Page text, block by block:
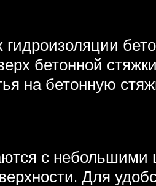
бетонной
на бетонную
с
Для